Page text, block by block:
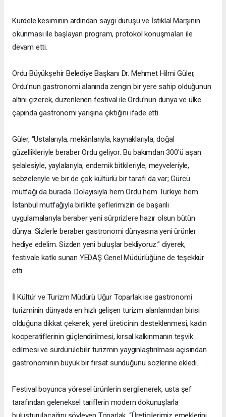
Kurdele kesiminin ardından saygı duruşu ve İstiklal Marşının
okunması ile başlayan program, protokol konuşmaları ile
devam etti.
Ordu Büyükşehir Belediye Başkanı Dr. Mehmet Hilmi Güler,
Ordu’nun gastronomi alanında zengin bir yere sahip olduğunun
altını çizerek, düzenlenen festival ile Ordu’nun dünya ve ülke
çapında gastronomi yarışına çıktığını ifade etti.
Güler, “Ustalarıyla, mekânlarıyla, kaynaklarıyla, doğal
güzellikleriyle beraber Ordu geliyor. Bu bakımdan 300'ü aşan
şelalesiyle, yaylalarıyla, endemik bitkileriyle, meyveleriyle,
sebzeleriyle ve bir de çok kültürlü bir tarafı da var; Gürcü
mutfağı da burada. Dolayısıyla hem Ordu hem Türkiye hem
İstanbul mutfağıyla birlikte şeflerimizin de başarılı
uygulamalarıyla beraber yeni sürprizlere hazır olsun bütün
dünya. Sizlerle beraber gastronomi dünyasına yeni ürünler
hediye edelim. Sizden yeni buluşlar bekliyoruz.” diyerek,
festivale katkı sunan YEDAŞ Genel Müdürlüğüne de teşekkür
etti.
İl Kültür ve Turizm Müdürü Uğur Toparlak ise gastronomi
turizminin dünyada en hızlı gelişen turizm alanlarından birisi
olduğuna dikkat çekerek, yerel üreticinin desteklenmesi, kadın
kooperatiflerinin güçlendirilmesi, kırsal kalkınmanın teşvik
edilmesi ve sürdürülebilir turizmin yaygınlaştırılması açısından
gastronominin büyük bir fırsat sunduğunu sözlerine ekledi.
Festival boyunca yöresel ürünlerin sergilenerek, usta şef
tarafından geleneksel tariflerin modern dokunuşlarla